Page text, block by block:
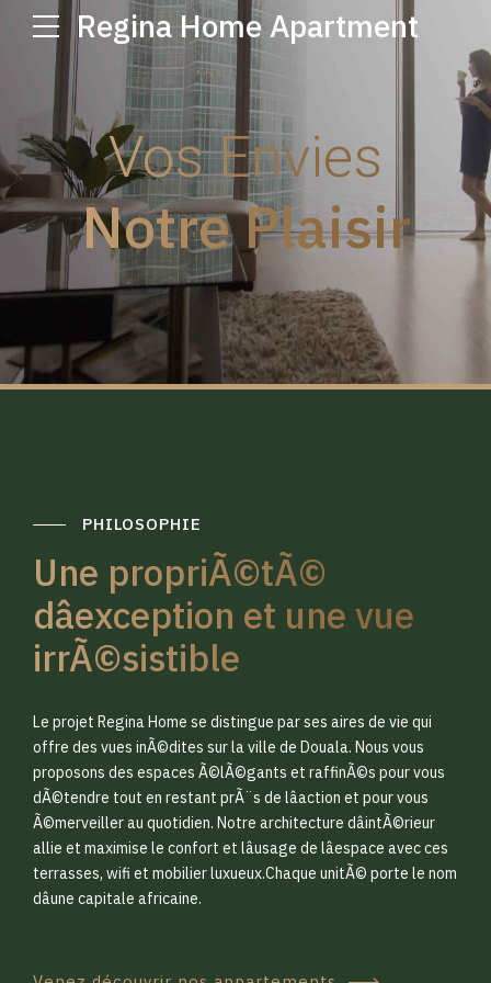
Regina Home Apartment
Vos Envies
Notre Plaisir
PHILOSOPHIE
Une propriÃ©tÃ©
dâexception et une vue
irrÃ©sistible
Le projet Regina Home se distingue par ses aires de vie qui
offre des vues inÃ©dites sur la ville de Douala. Nous vous
proposons des espaces Ã©lÃ©gants et raffinÃ©s pour vous
dÃ©tendre tout en restant prÃ¨s de lâaction et pour vous
Ã©merveiller au quotidien. Notre architecture dâintÃ©rieur
allie et maximise le confort et lâusage de lâespace avec ces
terrasses, wifi et mobilier luxueux.Chaque unitÃ© porte le nom
dâune capitale africaine.
0
1
2
3
0
1
2
3